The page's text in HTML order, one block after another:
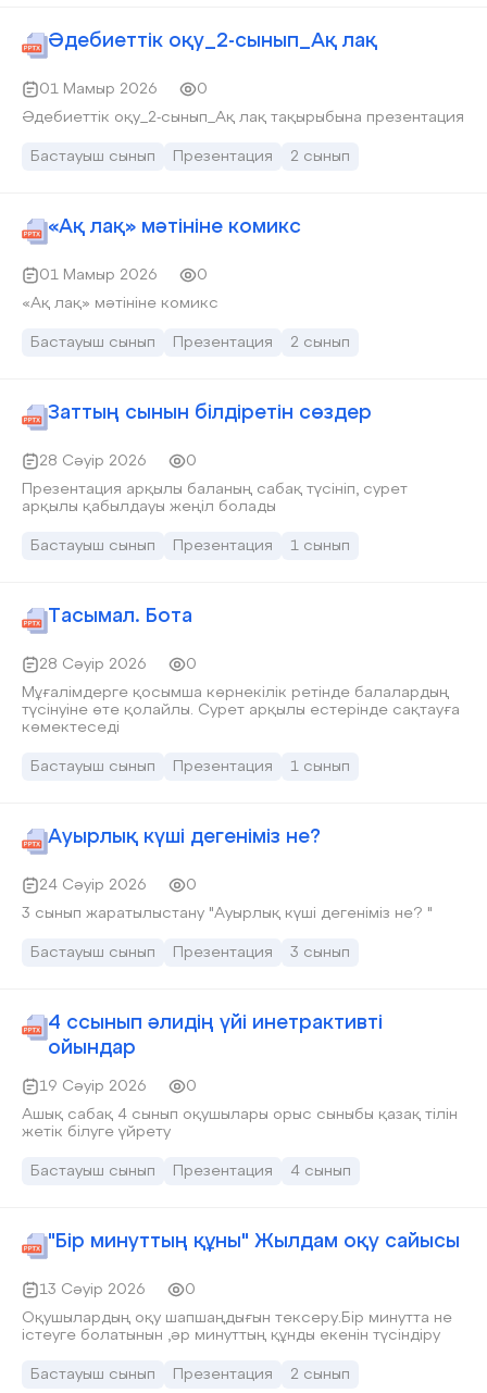
Әдебиеттік оқу_2-сынып_Ақ лақ
01 Мамыр 2026
0
Әдебиеттік оқу_2-сынып_Ақ лақ тақырыбына презентация
Бастауыш сынып Презентация 2 сынып
«Ақ лақ» мәтініне комикс
01 Мамыр 2026
0
«Ақ лақ» мәтініне комикс
Бастауыш сынып Презентация 2 сынып
Заттың сынын білдіретін сөздер
28 Сәуір 2026
0
Презентация арқылы баланың сабақ түсініп, сурет
арқылы қабылдауы жеңіл болады
Бастауыш сынып Презентация 1 сынып
Тасымал. Бота
28 Сәуір 2026
0
Мұғалімдерге қосымша көрнекілік ретінде балалардың
түсінуіне өте қолайлы. Сурет арқылы естерінде сақтауға
көмектеседі
Бастауыш сынып Презентация 1 сынып
Ауырлық күші дегеніміз не?
24 Сәуір 2026
0
3 сынып жаратылыстану "Ауырлық күші дегеніміз не? "
Бастауыш сынып Презентация 3 сынып
4 cсынып әлидің үйі инетрактивті
ойындар
19 Сәуір 2026
0
Ашық сабақ 4 сынып оқушылары орыс сыныбы қазақ тілін
жетік білуге үйрету
Бастауыш сынып Презентация 4 сынып
"Бір минуттың құны" Жылдам оқу сайысы
13 Сәуір 2026
0
Оқушылардың оқу шапшаңдығын тексеру.Бір минутта не
істеуге болатынын ,әр минуттың құнды екенін түсіндіру
Бастауыш сынып Презентация 2 сынып